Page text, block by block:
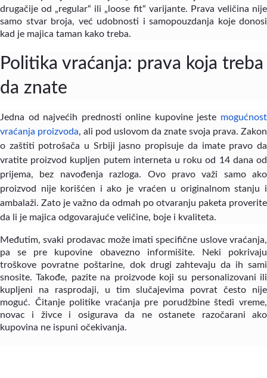
drugačije od „regular“ ili „loose fit“ varijante. Prava veličina nije
samo stvar broja, već udobnosti i samopouzdanja koje donosi
kad je majica taman kako treba.
Politika vraćanja: prava koja treba
da znate
Jedna od najvećih prednosti online kupovine jeste mogućnost
vraćanja proizvoda, ali pod uslovom da znate svoja prava. Zakon
o zaštiti potrošača u Srbiji jasno propisuje da imate pravo da
vratite proizvod kupljen putem interneta u roku od 14 dana od
prijema, bez navođenja razloga. Ovo pravo važi samo ako
proizvod nije korišćen i ako je vraćen u originalnom stanju i
ambalaži. Zato je važno da odmah po otvaranju paketa proverite
da li je majica odgovarajuće veličine, boje i kvaliteta.
Međutim, svaki prodavac može imati specifične uslove vraćanja,
pa se pre kupovine obavezno informišite. Neki pokrivaju
troškove povratne poštarine, dok drugi zahtevaju da ih sami
snosite. Takođe, pazite na proizvode koji su personalizovani ili
kupljeni na rasprodaji, u tim slučajevima povrat često nije
moguć. Čitanje politike vraćanja pre porudžbine štedi vreme,
novac i živce i osigurava da ne ostanete razočarani ako
kupovina ne ispuni očekivanja.